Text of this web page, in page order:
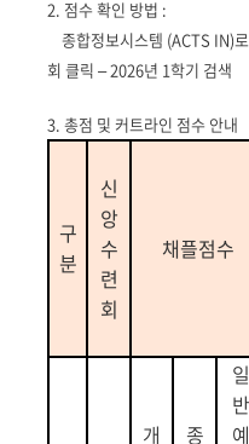
2. 점수 확인 방법 :
종합정보시스템 (ACTS IN)
회 클릭–2026년 1학기 검색
3.총점 및 커트라인 점수 안내
구
분
신
앙
수
련
회
채플점수
개
종
일
반
예